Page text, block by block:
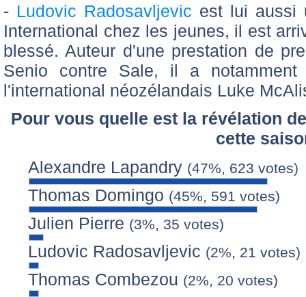
- Ludovic Radosavljevic est lui aussi
International chez les jeunes, il est
blessé. Auteur d'une prestation de
Senio contre Sale, il a
l'international néozélandais Luke
Pour vous quelle est la révélation
cette
Alexandre Lapandry (47%, 623 votes)
Thomas Domingo (45%, 591 votes)
Julien Pierre (3%, 35 votes)
Ludovic Radosavljevic (2%, 21 votes)
Thomas Combezou (2%, 20 votes)